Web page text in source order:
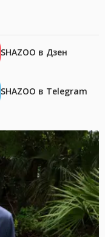
SHAZOO в Дзен
SHAZOO в Telegram